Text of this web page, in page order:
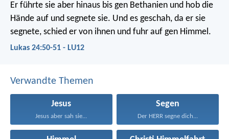
Er führte sie aber hinaus bis gen Bethanien und hob die
Hände auf und segnete sie. Und es geschah, da er sie
segnete, schied er von ihnen und fuhr auf gen Himmel.
Lukas 24:50-51 - LU12
Verwandte Themen
Jesus
Jesus aber sah sie...
Segen
Der HERR segne dich...